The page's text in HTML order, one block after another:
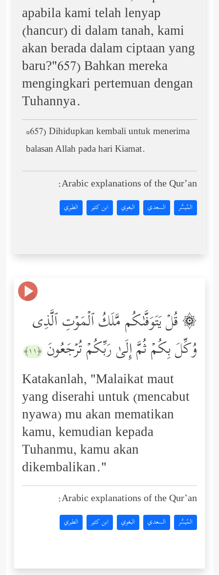
apabila kami telah lenyap
(hancur) di dalam tanah, kami
akan berada dalam ciptaan yang
baru?"657) Bahkan mereka
mengingkari pertemuan dengan
Tuhannya.
*657) Dihidupkan kembali untuk menerima
balasan Allah pada hari Kiamat.
Arabic explanations of the Qur’an:
المُيسَّر السعدي البغوي ابن كثير الطبري
۞ قُلۡ یَتَوَفَّىٰكُم مَّلَكُ ٱلۡمَوۡتِ ٱلَّذِی
وُكِّلَ بِكُمۡ ثُمَّ إِلَىٰ رَبِّكُمۡ تُرۡجَعُونَ ﴿١١﴾
Katakanlah, "Malaikat maut
yang diserahi untuk (mencabut
nyawa) mu akan mematikan
kamu, kemudian kepada
Tuhanmu, kamu akan
dikembalikan."
Arabic explanations of the Qur’an:
المُيسَّر السعدي البغوي ابن كثير الطبري